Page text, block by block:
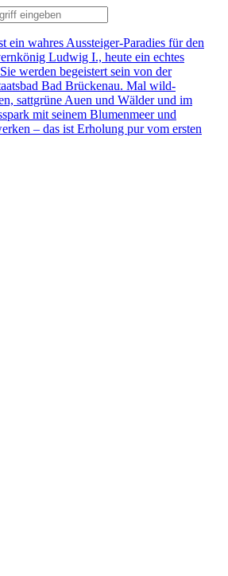
ein wahres Aussteiger-Paradies für den
Ludwig I., heute ein echtes
werden begeistert sein von der
Bad Brückenau. Mal wild-
sattgrüne Auen und Wälder und im
mit seinem Blumenmeer und
– das ist Erholung pur vom ersten